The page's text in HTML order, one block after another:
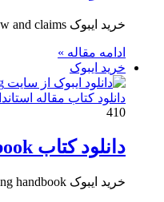
خرید ایبوک Handbook of construction law and claims برای دانلود ایبوک Handbook of construction law and claims و خرید کتاب راهنمای…
ادامه مقاله »
خرید ایبوک
دانلود کتاب مقاله
410
دانلود کتاب Design-build contracting handbook
خرید ایبوک Design-build contracting handbook برای دانلود ایبوک Design-build contracting handbook و خرید کتابچه راهنمای قرارداد طراحی و ساخت بر روی…